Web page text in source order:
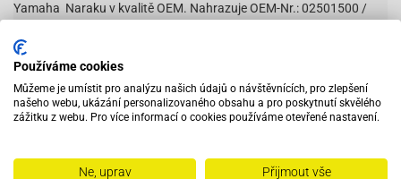
Yamaha Naraku v kvalitě OEM. Nahrazuje OEM-Nr.: 02501500 /
Vhodné pro:
MBK-Booster 50
MBK-Booster Naked 50
Používáme cookies
Můžeme je umístit pro analýzu našich údajů o návštěvnících, pro zlepšení
našeho webu, ukázání personalizovaného obsahu a pro poskytnutí skvělého
zážitku z webu. Pro více informací o cookies používáme otevřené nastavení.
Ne, uprav Přijmout vše